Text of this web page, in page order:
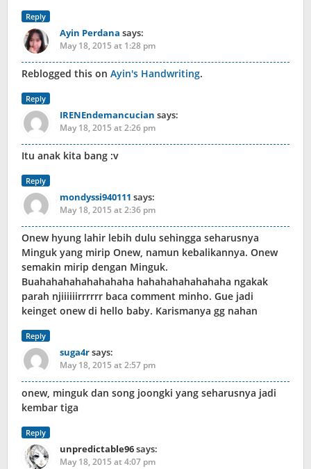
Reply
Ayin Perdana says:
May 18, 2015 at 1:28 pm
Reblogged this on Ayin's Handwriting.
Reply
IRENEndemancucian says:
May 18, 2015 at 2:26 pm
Itu anak kita bang :v
Reply
mondyssi940111 says:
May 18, 2015 at 2:36 pm
Onew hyung lahir lebih dulu sehingga seharusnya
Minguk yang mirip Onew, namun kebalikannya. Onew
semakin mirip dengan Minguk.
Buahahahahahahahaha hahahahahahahaha ngakak
parah njiiiiiirrrrrr baca comment minho. Gue jadi
keinget onew di hello baby. Karismanya gg nahan
Reply
suga4rsays:
May 18, 2015 at 2:57 pm
onew, minguk dan song joongki yang seharusnya jadi
kembar tiga
Reply
unpredictable96says:
May 18, 2015 at 4:07 pm